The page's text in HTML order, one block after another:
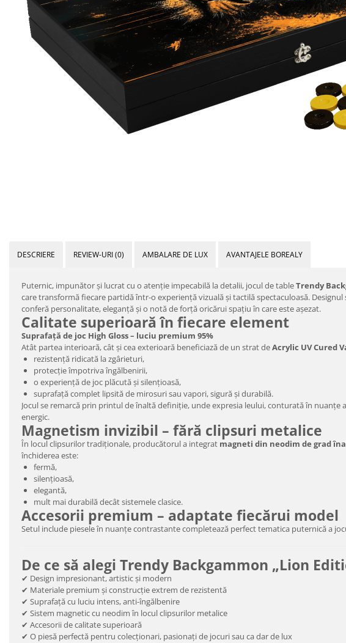
Selectii
Reduceri
Cele mai noi
Cele mai vandute
DESCRIERE REVIEW-URI(0) AMBALARE DE LUX AVANTAJELE BOREALY
Puternic, impunător și lucrat cu o atenție impecabilă la detalii, jocul de tableTrendy
care transformă fiecare partidă într-o experiență vizuală și tactilă spectaculoasă.
conferă personalitate, eleganță și o notă de forță oricărui spațiu în care este așezat.
Calitate superioară în fiecare element
Suprafață de joc High Gloss – luciu premium 95%
Atât partea interioară, cât și cea exterioară beneficiază de un strat deAcrylic UV Cured
rezistență ridicată la zgârieturi,
protecție împotriva îngălbenirii,
o experiență de joc plăcută și silențioasă,
suprafață complet lipsită de mirosuri sau vapori, sigură și durabilă.
Jocul se remarcă prin printul de înaltă definiție, unde expresia leului, conturată în nuanțe
energic.
Magnetism invizibil – fără clipsuri metalice
În locul clipsurilor tradiționale, producătorul a integrat magneti din neodim de grad
închiderea este:
fermă,
silențioasă,
elegantă,
mult mai durabilă decât sistemele clasice.
Accesorii premium – adaptate fiecărui model
Setul include piesele în nuanțe contrastante completează perfect tematica puternică a
De ce să alegi Trendy Backgammon „Lion
✔ Design impresionant, artistic și modern
✔ Materiale premium și construcție extrem de rezistentă
✔ Suprafață cu luciu intens, anti-îngălbenire
✔ Sistem magnetic cu neodim în locul clipsurilor metalice
✔ Accesorii de calitate superioară
✔ O piesă perfectă pentru colecționari, pasionați de jocuri sau ca dar de lux